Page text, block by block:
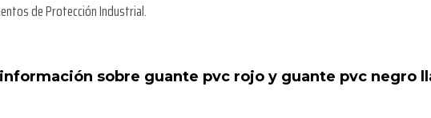
de Protección Industrial.
sobre guante pvc rojo y guante pvc negro